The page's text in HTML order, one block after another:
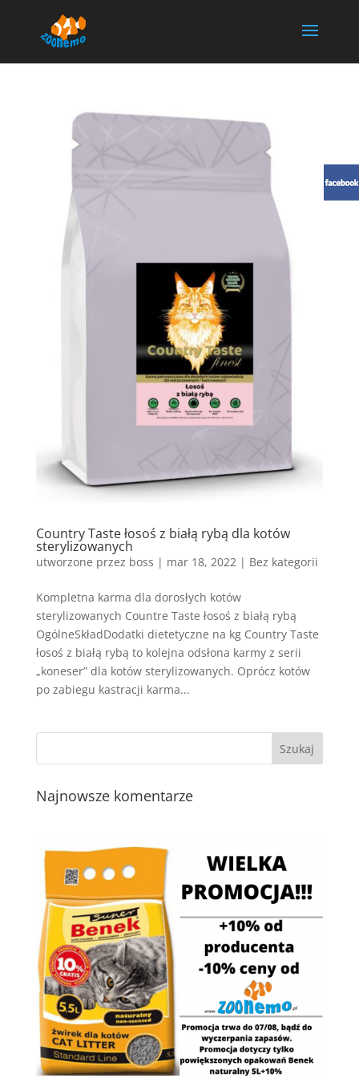
Country Taste łosoś z białą rybą dla kotów
sterylizowanych
utworzone przez boss | mar 18, 2022| Bez kategorii
Kompletna karma dla dorosłych kotów
sterylizowanych Countre Taste łosoś z białą rybą
OgólneSkładDodatki dietetyczne na kg Country Taste
łosoś z białą rybą to kolejna odsłona karmy z serii
„koneser” dla kotów sterylizowanych. Oprócz kotów
po zabiegu kastracji karma...
Najnowsze komentarze